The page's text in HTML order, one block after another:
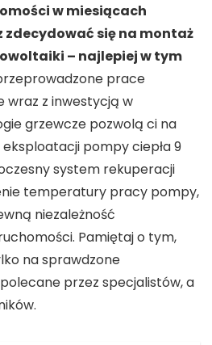
w miesiącach
zdecydować się na montaż
– najlepiej w tym
prace
z inwestycją w
grzewcze pozwolą ci na
pompy ciepła 9
system rekuperacji
temperatury pracy pompy,
niezależność
Pamiętaj o tym,
na sprawdzone
przez specjalistów, a